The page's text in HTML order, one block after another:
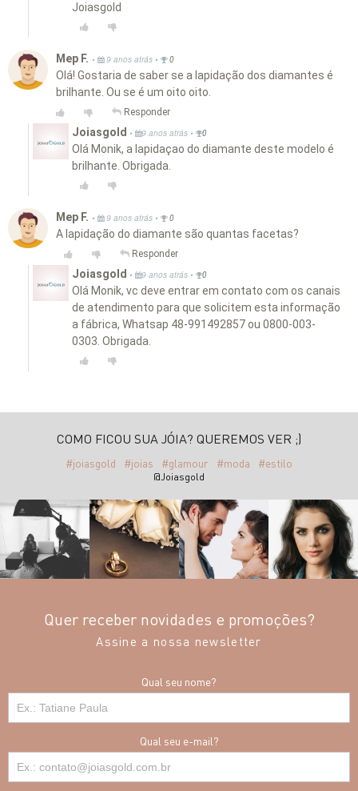
Joiasgold
Mep F. • 9 anos atrás • 0
Olá! Gostaria de saber se a lapidação dos diamantes é
brilhante. Ou se é um oito oito.
Responder
Joiasgold • 9 anos atrás • 0
Olá Monik, a lapidaçao do diamante deste modelo é
brilhante. Obrigada.
Mep F. • 9 anos atrás • 0
A lapidação do diamante são quantas facetas?
Responder
Joiasgold • 9 anos atrás • 0
Olá Monik, vc deve entrar em contato com os canais
de atendimento para que solicitem esta informação
a fábrica, Whatsap 48-991492857 ou 0800-003-
0303. Obrigada.
COMO FICOU SUA JÓIA? QUEREMOS VER ;)
#joiasgold #joias #glamour #moda #estilo
@Joiasgold
Quer receber novidades e promoções?
Assine a nossa newsletter
Qual seu nome?
Qual seu e-mail?